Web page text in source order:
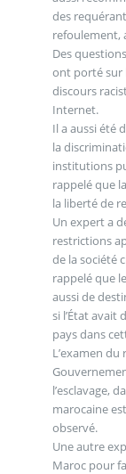
des
refoulement,
Des
ont porté sur
discours
Internet.
Il a aussi été
la
institutions
rappelé que
la liberté de
Un expert a
restrictions
de la société
rappelé que
aussi de
si l’État avait
pays dans
L’examen
l’esclavage,
marocaine
observé.
Une autre
Maroc pour